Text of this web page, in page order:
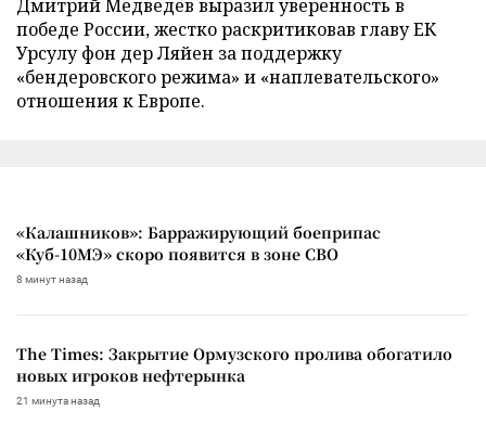
Дмитрий Медведев выразил уверенность в
победе России, жестко раскритиковав главу ЕК
Урсулу фон дер Ляйен за поддержку
«бендеровского режима» и «наплевательского»
отношения к Европе.
«Калашников»: Барражирующий боеприпас
«Куб-10МЭ» скоро появится в зоне СВО
8 минут назад
The Times: Закрытие Ормузского пролива обогатило
новых игроков нефтерынка
21 минута назад